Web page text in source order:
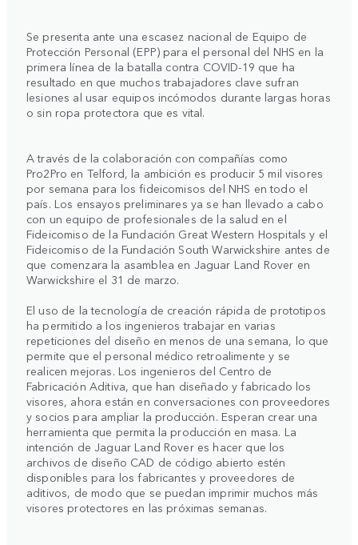
Se presenta ante una escasez nacional de Equipo de
Protección Personal (EPP) para el personal del NHS en la
primera línea de la batalla contra COVID-19 que ha
resultado en que muchos trabajadores clave sufran
lesiones al usar equipos incómodos durante largas horas
o sin ropa protectora que es vital.
A través de la colaboración con compañías como
Pro2Pro en Telford, la ambición es producir 5 mil visores
por semana para los fideicomisos del NHS en todo el
país. Los ensayos preliminares ya se han llevado a cabo
con un equipo de profesionales de la salud en el
Fideicomiso de la Fundación Great Western Hospitals y el
Fideicomiso de la Fundación South Warwickshire antes de
que comenzara la asamblea en Jaguar Land Rover en
Warwickshire el 31 de marzo.
El uso de la tecnología de creación rápida de prototipos
ha permitido a los ingenieros trabajar en varias
repeticiones del diseño en menos de una semana, lo que
permite que el personal médico retroalimente y se
realicen mejoras. Los ingenieros del Centro de
Fabricación Aditiva, que han diseñado y fabricado los
visores, ahora están en conversaciones con proveedores
y socios para ampliar la producción. Esperan crear una
herramienta que permita la producción en masa. La
intención de Jaguar Land Rover es hacer que los
archivos de diseño CAD de código abierto estén
disponibles para los fabricantes y proveedores de
aditivos, de modo que se puedan imprimir muchos más
visores protectores en las próximas semanas.